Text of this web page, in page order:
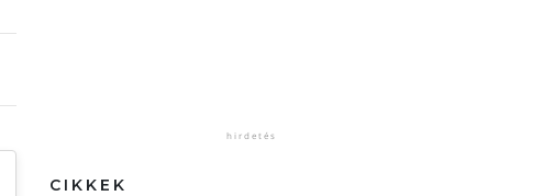
CIKKEK